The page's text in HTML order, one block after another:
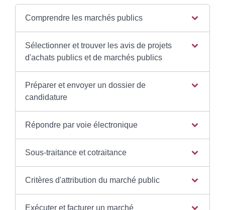
Comprendre les marchés publics
Sélectionner et trouver les avis de projets
d'achats publics et de marchés publics
Préparer et envoyer un dossier de
candidature
Répondre par voie électronique
Sous-traitance et cotraitance
Critères d'attribution du marché public
Exécuter et facturer un marché